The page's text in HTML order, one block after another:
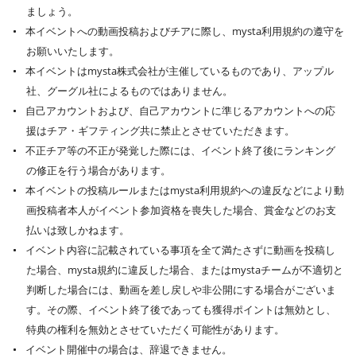
ましょう。
本イベントへの動画投稿およびチアに際し、mysta利用規約の遵守を
お願いいたします。
本イベントはmysta株式会社が主催しているものであり、アップル
社、グーグル社によるものではありません。
自己アカウントおよび、自己アカウントに準じるアカウントへの応
援はチア・ギフティング共に禁止とさせていただきます。
不正チア等の不正が発覚した際には、イベント終了後にランキング
の修正を行う場合があります。
本イベントの投稿ルールまたはmysta利用規約への違反などにより動
画投稿者本人がイベント参加資格を喪失した場合、賞金などのお支
払いは致しかねます。
イベント内容に記載されている事項を全て満たさずに動画を投稿し
た場合、mysta規約に違反した場合、またはmystaチームが不適切と
判断した場合には、動画を差し戻しや非公開にする場合がございま
す。その際、イベント終了後であっても獲得ポイントは無効とし、
特典の権利を無効とさせていただく可能性があります。
イベント開催中の場合は、辞退できません。